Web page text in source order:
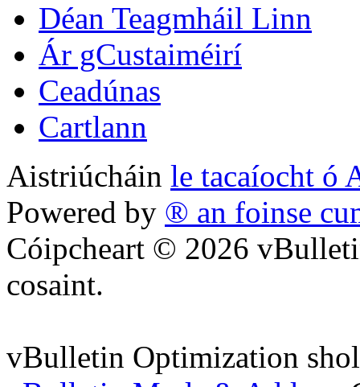
Déan Teagmháil Linn
Ár gCustaiméirí
Ceadúnas
Cartlann
Aistriúcháin le tacaíocht ó
Powered by ® an foinse
Cóipcheart © 2026
cosaint.
vBulletin Optimization